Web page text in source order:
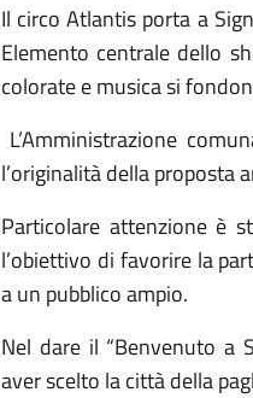
Il circo Atlantis porta a
Elemento centrale dello
colorate e musica si
L’Amministrazione
l’originalità della proposta
Particolare attenzione è
l’obiettivo di favorire la
a un pubblico ampio.
Nel dare il “Benvenuto a
aver scelto la città della